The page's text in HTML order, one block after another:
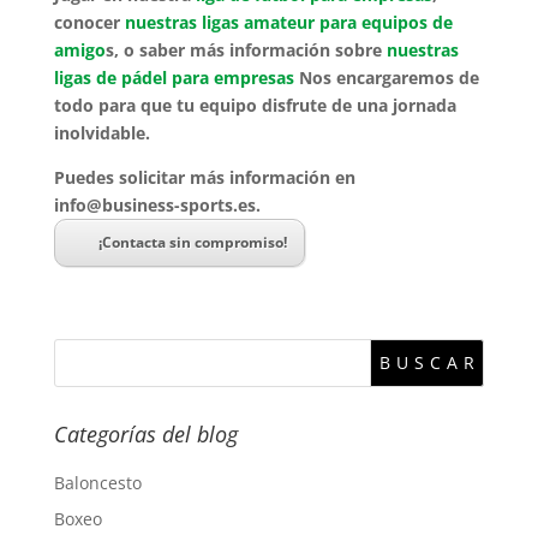
conocer nuestras ligas amateur para equipos de
amigos, o saber más información sobre nuestras
ligas de pádel para empresasNos encargaremos de
todo para que tu equipo disfrute de una jornada
inolvidable.
Puedes solicitar más información en
info@business-sports.es.
¡Contacta sin compromiso!
Categorías del blog
Baloncesto
Boxeo